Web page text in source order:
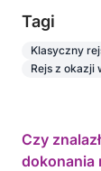
Tagi
Klasyczny
Rejs z okazji
Czy
dokonania